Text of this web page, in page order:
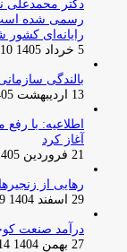
دکتر محمدعلی
رسمی شده است/
رایانه‌ای کشور
5 خرداد 1405 15:10
بالندگی
13 اردیبهشت 1405 18:56
اطلاعیه: با
آغاز کرد
21 فروردین 1405 22:22
رهایی از
29 اسفند 1404 16:19
درآمد صنعت کوچینگ در سال 2025 به
27 بهمن 1404 16:14